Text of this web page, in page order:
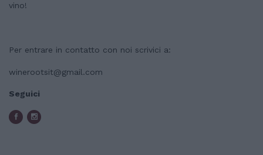
vino!
Per entrare in contatto con noi scrivici a:
winerootsit@gmail.com
Seguici